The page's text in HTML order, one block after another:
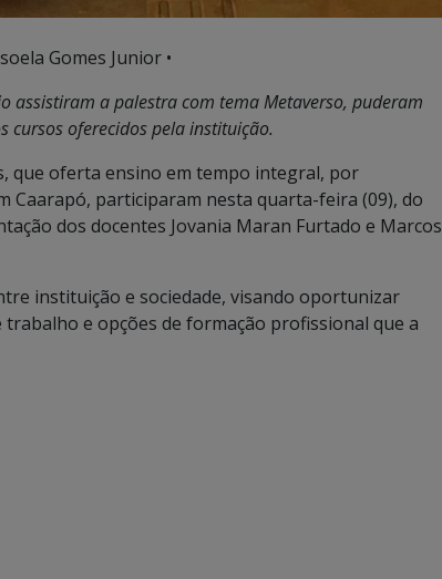
Gomes Junior •
assistiram a palestra com tema Metaverso, puderam
cursos oferecidos pela instituição.
que oferta ensino em tempo integral, por
Caarapó, participaram nesta quarta-feira (09), do
dos docentes Jovania Maran Furtado e Marcos
instituição e sociedade, visando oportunizar
e opções de formação profissional que a